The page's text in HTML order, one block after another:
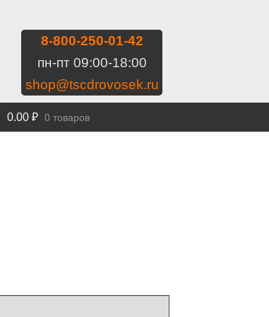
8-800-250-01-42
пн-пт 09:00-18:00
shop@tscdrovosek.ru
0.00 ₽ 0 товаров